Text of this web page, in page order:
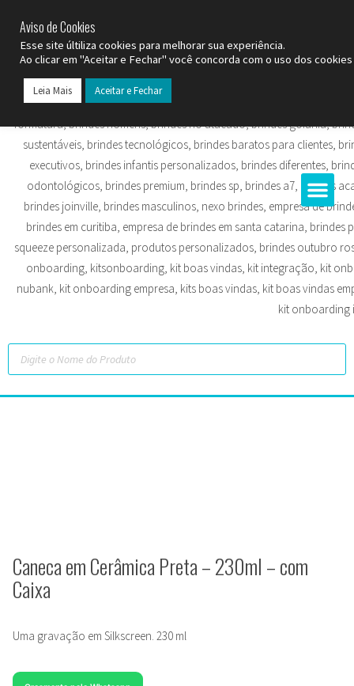
Caneca em Cerâmica Preta – 230ml – com
Caixa
Uma gravação em Silkscreen. 230 ml
Aviso de Cookies
Esse site últiliza cookies para melhorar sua experiência.
Ao clicar em "Aceitar e Fechar" você concorda com o uso dos
Leia Mais Aceitar e Fechar